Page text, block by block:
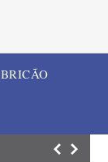
BRICÃO
União